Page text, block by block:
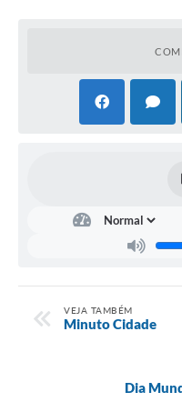
VEJA TAMBÉM
Minuto Cidade
Dia